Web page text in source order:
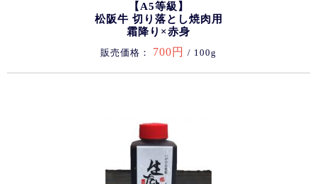
【A5等級】
松阪牛 切り落とし焼肉用
霜降り×赤身
販売価格： 700円 / 100g